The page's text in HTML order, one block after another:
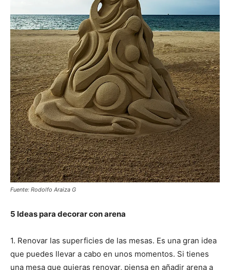
Fuente: Rodolfo Araiza G
5 Ideas para decorar con arena
1. Renovar las superficies de las mesas. Es una gran idea
que puedes llevar a cabo en unos momentos. Si tienes
una mesa que quieras renovar, piensa en añadir arena a